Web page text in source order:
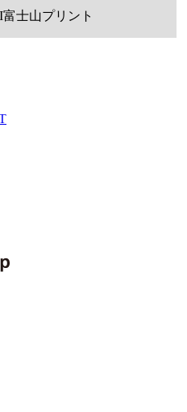
士山プリント